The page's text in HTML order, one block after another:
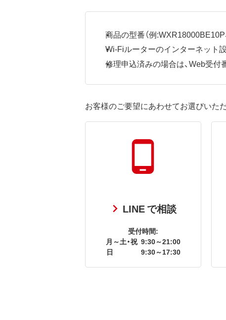
商品の型番（例:WXR18000BE10P
Wi-Fiルーターのインターネット
修理申込済みの場合は、Web受付
お客様のご要望にあわせてお選びいた
LINE で相談
受付時間:
月～土・祝 9:30～21:00
日
9:30～17:30